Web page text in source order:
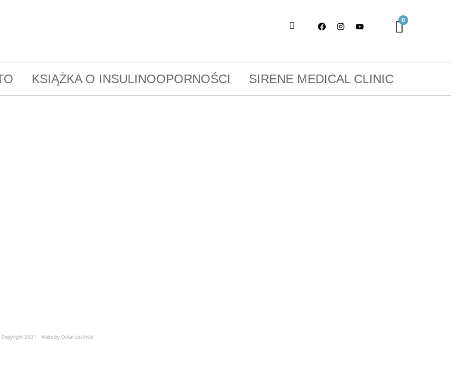
KSIĄŻKA O INSULINOOPORNOŚCI SIRENE MEDICAL CLINIC
Copyright 2021 - Made by Oskar Łoziński